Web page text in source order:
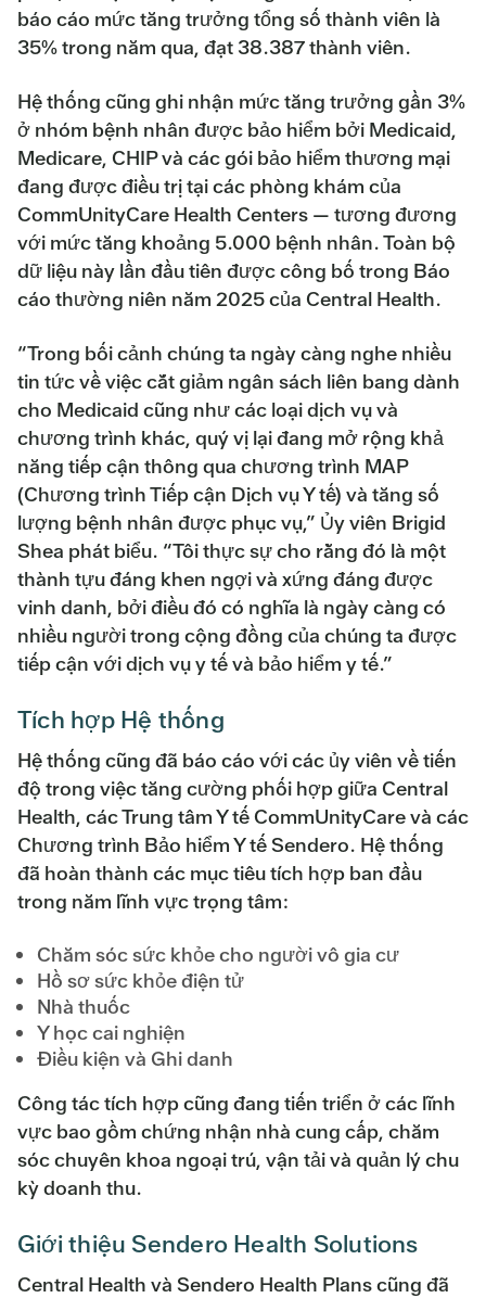
báo cáo mức tăng trưởng tổng số thành viên là
35% trong năm qua, đạt 38.387 thành viên.
Hệ thống cũng ghi nhận mức tăng trưởng gần 3%
ở nhóm bệnh nhân được bảo hiểm bởi Medicaid,
Medicare, CHIP và các gói bảo hiểm thương mại
đang được điều trị tại các phòng khám của
CommUnityCare Health Centers — tương đương
với mức tăng khoảng 5.000 bệnh nhân. Toàn bộ
dữ liệu này lần đầu tiên được công bố trong Báo
cáo thường niên năm 2025 của Central Health.
“Trong bối cảnh chúng ta ngày càng nghe nhiều
tin tức về việc cắt giảm ngân sách liên bang dành
cho Medicaid cũng như các loại dịch vụ và
chương trình khác, quý vị lại đang mở rộng khả
năng tiếp cận thông qua chương trình MAP
(Chương trình Tiếp cận Dịch vụ Y tế) và tăng số
lượng bệnh nhân được phục vụ,” Ủy viên Brigid
Shea phát biểu. “Tôi thực sự cho rằng đó là một
thành tựu đáng khen ngợi và xứng đáng được
vinh danh, bởi điều đó có nghĩa là ngày càng có
nhiều người trong cộng đồng của chúng ta được
tiếp cận với dịch vụ y tế và bảo hiểm y tế.”
Tích hợp Hệ thống
Hệ thống cũng đã báo cáo với các ủy viên về tiến
độ trong việc tăng cường phối hợp giữa Central
Health, các Trung tâm Y tế CommUnityCare và các
Chương trình Bảo hiểm Y tế Sendero. Hệ thống
đã hoàn thành các mục tiêu tích hợp ban đầu
trong năm lĩnh vực trọng tâm:
Chăm sóc sức khỏe cho người vô gia cư
Hồ sơ sức khỏe điện tử
Nhà thuốc
Y học cai nghiện
Điều kiện và Ghi danh
Công tác tích hợp cũng đang tiến triển ở các lĩnh
vực bao gồm chứng nhận nhà cung cấp, chăm
sóc chuyên khoa ngoại trú, vận tải và quản lý chu
kỳ doanh thu.
Giới thiệu Sendero Health Solutions
Central Health và Sendero Health Plans cũng đã